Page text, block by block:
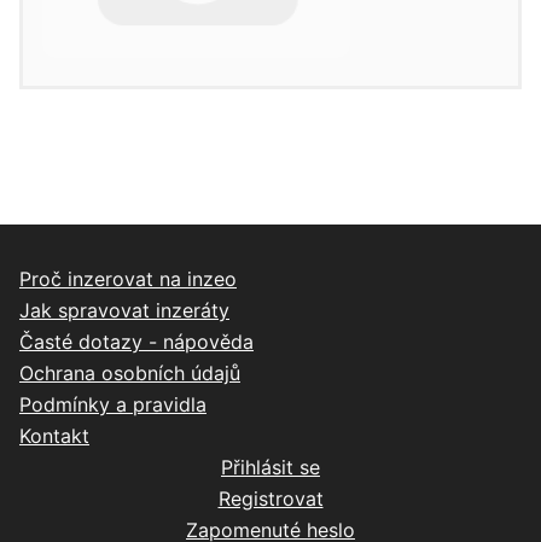
Proč inzerovat na inzeo
Jak spravovat inzeráty
Časté dotazy - nápověda
Ochrana osobních údajů
Podmínky a pravidla
Kontakt
Přihlásit se
Registrovat
Zapomenuté heslo